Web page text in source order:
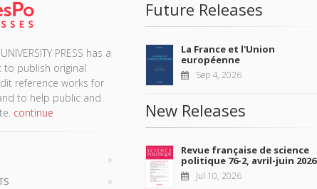
PRESS has a
to publish original
reference works for
to help public and
continue
Future Releases
La France et l'Union
européenne
Sep 4, 2026
New Releases
Revue française de science
politique 76-2, avril-juin 2026
Jul 10, 2026